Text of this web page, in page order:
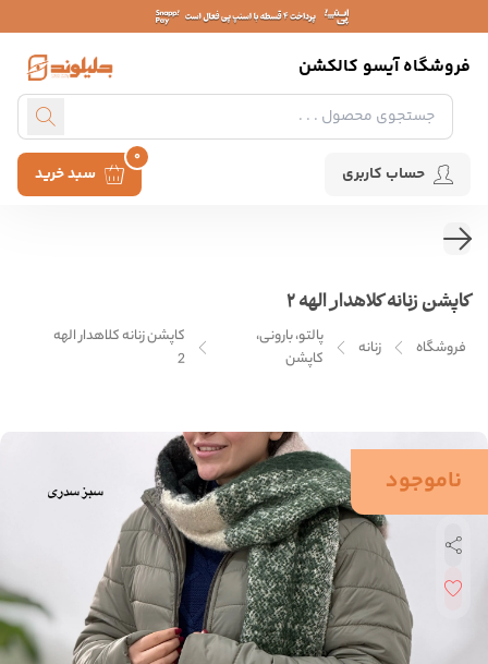
فروشگاه آیسو کالکشن
حساب کاربری سبد خرید
0
کاپشن زنانه کلاهدار الهه 2
فروشگاه زنانه
پالتو، بارونی،
کاپشن
کاپشن زنانه کلاهدار الهه
2
ناموجود